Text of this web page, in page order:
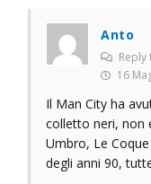
Anto
Reply
16
Il Man City ha
colletto neri, non
Umbro, Le
degli anni 90,